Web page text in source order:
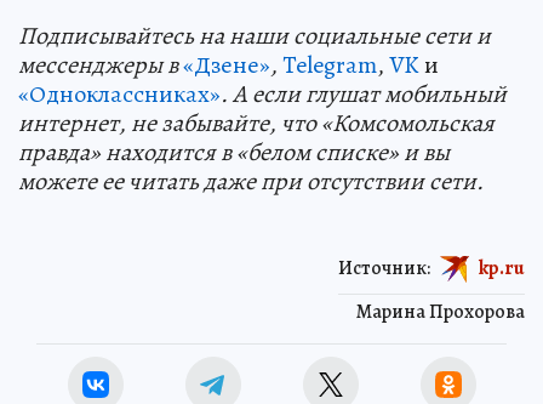
Подписывайтесь на наши социальные сети и
мессенджеры в«Дзене»,Telegram,VKи
«Одноклассниках». А если глушат мобильный
интернет, не забывайте, что «Комсомольская
правда» находится в «белом списке» и вы
можете ее читать даже при отсутствии сети.
Марина Прохорова
Источник: kp.ru